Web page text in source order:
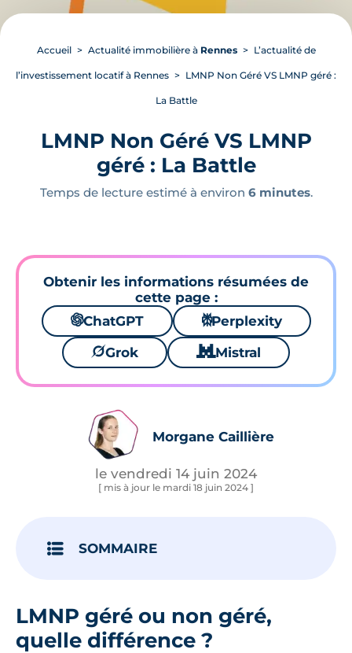
Accueil Actualité immobilière à Rennes L’actualité de
l’investissement locatif à Rennes LMNP Non Géré VS LMNP géré :
La Battle
LMNP Non Géré VS LMNP
géré : La Battle
Temps de lecture estimé à environ 6 minutes.
Obtenir les informations résumées de
cette page :
🌌ChatGPT ⚙Perplexity
🪐Grok 🐱 Mistral
Morgane Caillière
le vendredi 14 juin 2024
[ mis à jour le mardi 18 juin 2024 ]
SOMMAIRE
LMNP géré ou non géré,
quelle différence ?